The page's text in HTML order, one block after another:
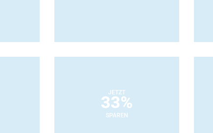
JETZT
33%
SPAREN